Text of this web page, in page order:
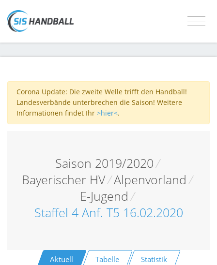
Corona Update: Die zweite Welle trifft den Handball!
Landesverbände unterbrechen die Saison! Weitere
Informationen findet Ihr >hier<.
Saison 2019/2020/
Bayerischer HV/Alpenvorland /
E-Jugend /
Staffel 4 Anf. T5 16.02.2020
Aktuell Tabelle Statistik